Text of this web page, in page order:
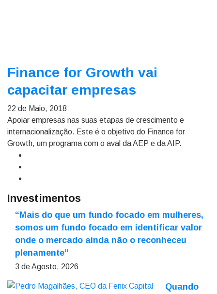
Finance for Growth vai
capacitar empresas
22 de Maio, 2018
Apoiar empresas nas suas etapas de crescimento e
internacionalização. Este é o objetivo do Finance for
Growth, um programa com o aval da AEP e da AIP.
Investimentos
“Mais do que um fundo focado em mulheres,
somos um fundo focado em identificar valor
onde o mercado ainda não o reconheceu
plenamente”
3 de Agosto, 2026
Quando